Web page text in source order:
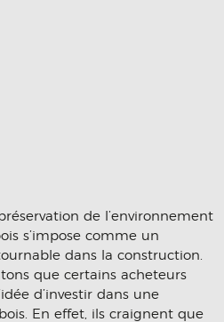
de l’environnement
s’impose comme un
dans la construction.
que certains acheteurs
d’investir dans une
En effet, ils craignent que